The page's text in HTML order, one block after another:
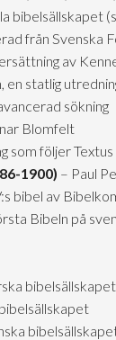
bibelsällskapet
från Svenska
av
en statlig
sökning
Blomfelt
som följer
1900) – Paul
bibel av
Bibeln på
bibelsällskapet